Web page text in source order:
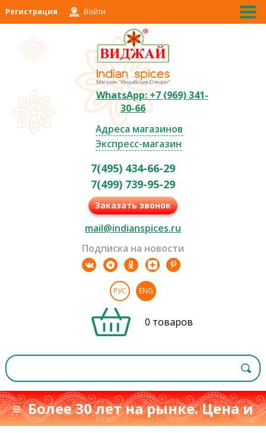
Регистрация Войти
WhatsApp: +7 (969) 341-
30-66
Адреса магазинов
Экспресс-магазин
7(495) 434-66-29
7(499) 739-95-29
Заказать звонок
mail@indianspices.ru
Подписка на новости
РУС ENG
0 товаров
≡ Более 30 лет на рынке. Цена и